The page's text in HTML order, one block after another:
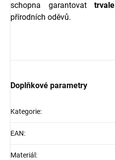
schopna garantovattrvale
přírodních oděvů.
Doplňkové parametry
Kategorie:
EAN:
Materiál :